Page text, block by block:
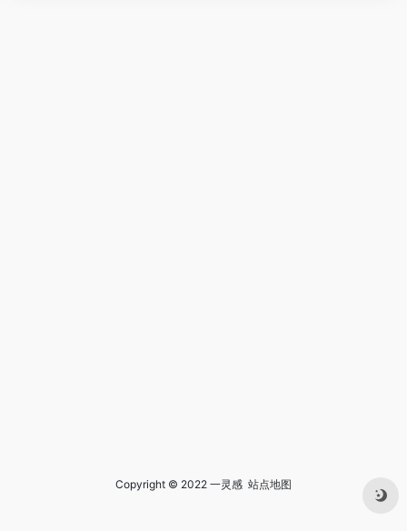
Copyright © 2022 一灵感 站点地图